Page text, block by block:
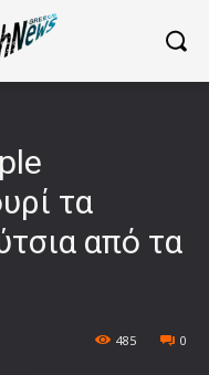
τα
από τα
0
485